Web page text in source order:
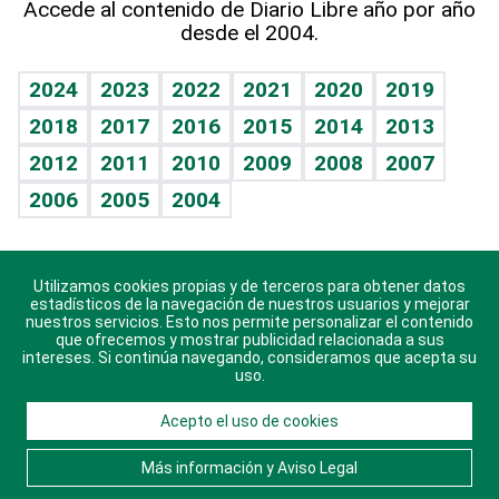
Vida y familia
Eñe
Celebrando la vida
Sin complejos
En pocas palabras
Escuchando al corazón
Economía Personal
TBT Deportivo
Guía del dinero
Horóscopos
Crucigramas
Accede al contenido de Diario Libre año por año
desde el 2004.
2024 2023 2022 2021 2020
2019
2018
2017 2016 2015 2014
2013
2012
2011 2010 2009 2008
2007
2006
2005 2004
Descarga nuestras aplicaciones para Android, iOS y
sistema Huawei.
© 2021 Diario Libre, todos los derechos reservados.
Consulta elAviso Legal. Ponte en Contacto
nosotros y conoce más sobre Diario Libre
Utilizamos cookies propias y de terceros para obtener datos
estadísticos de la navegación de nuestros usuarios y mejorar
nuestros servicios. Esto nos permite personalizar el contenido
que ofrecemos y mostrar publicidad relacionada a sus
intereses. Si continúa navegando, consideramos que acepta su
uso.
Acepto el uso de cookies
Más información y Aviso Legal